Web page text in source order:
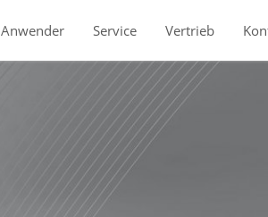
Anwender Service Vertrieb